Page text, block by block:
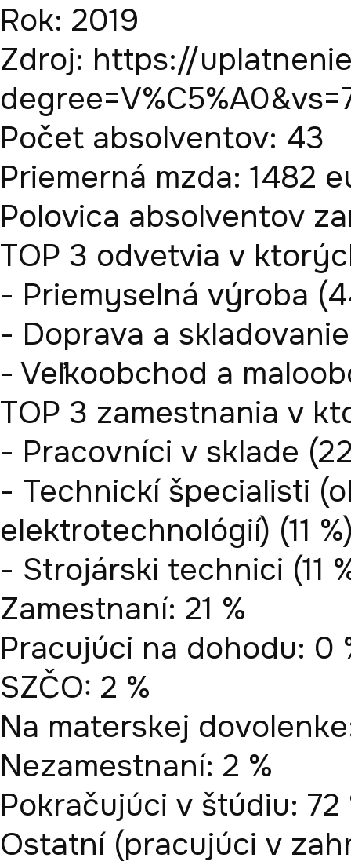
Rok: 2019
Zdroj: https://
Počet absolventov: 43
Priemerná mzda: 1482
Polovica absolventov
TOP 3 odvetvia v
- Priemyselná výroba
- Doprava a
- Veľkoobchod a
TOP 3 zamestnania v
- Pracovníci v sklade
- Technickí špecialisti
elektrotechnológií) (11
- Strojárski technici (11
Zamestnaní: 21 %
Pracujúci na dohodu: 0
SZČO: 2 %
Na materskej
Nezamestnaní: 2 %
Pokračujúci v štúdiu: 72
Ostatní (pracujúci v